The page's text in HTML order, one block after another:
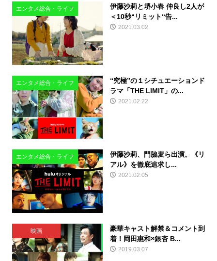
エンタメ総合・ライフ
伊藤沙莉と堺小春 仲良し2人が
＜10秒“リミット“告...
2021.03.02
エンタメ総合・ライフ
“究極”の１シチュエーションド
ラマ「THE LIMIT」の...
2021.02.22
エンタメ総合・ライフ
伊藤沙莉、門脇麦ら出演。《リ
アル》を徹底追求し...
2021.02.05
映画
豪華キャスト解禁＆コメント到
着！岡田惠和×銀杏 B...
2019.03.07